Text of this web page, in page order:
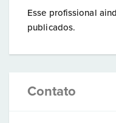
Esse profissional
publicados.
Contato